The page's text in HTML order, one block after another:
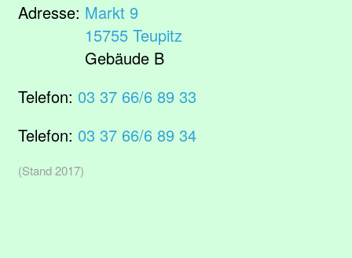
Adresse: Markt 9
15755 Teupitz
Gebäude B
Telefon: 03 37 66/6 89 33
Telefon: 03 37 66/6 89 34
(Stand 2017)